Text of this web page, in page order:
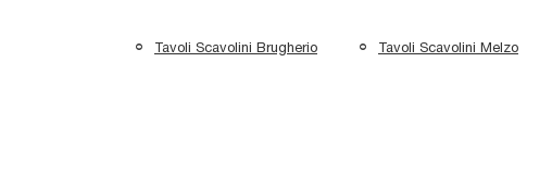
Tavoli Scavolini Brugherio Tavoli Scavolini Melzo